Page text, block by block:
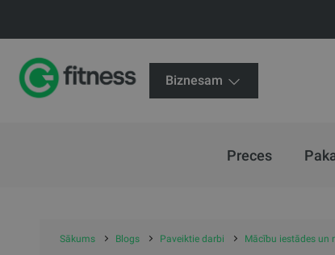
Biznesam
Preces
Sākums Blogs Paveiktie darbi Mācību iestādes un